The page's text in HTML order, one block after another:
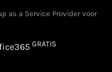
as a Service Provider voor
GRATIS